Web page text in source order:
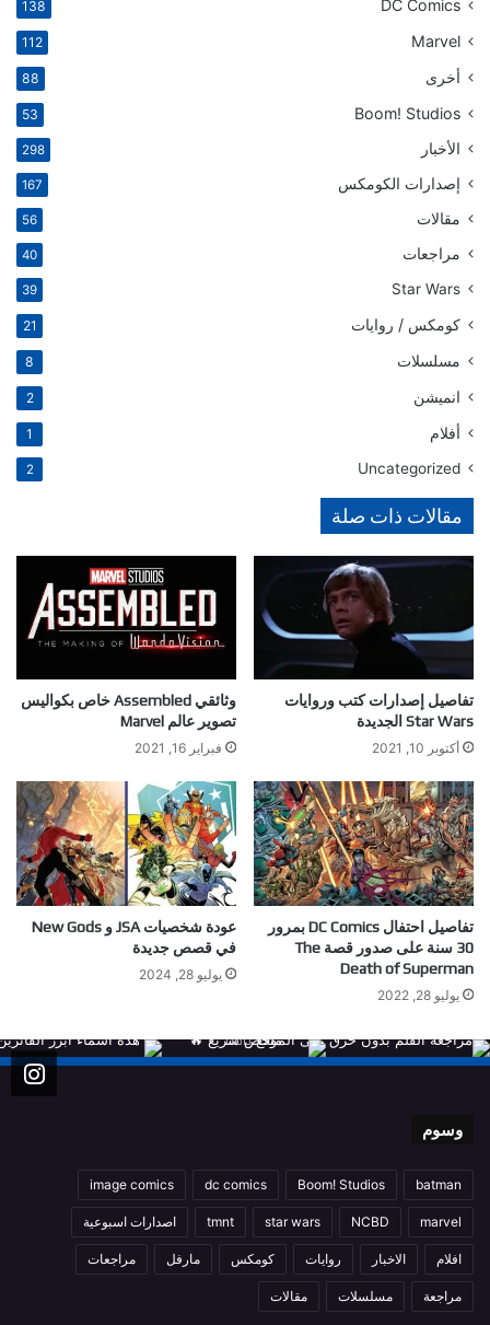
DC Comics
138
Marvel
112
أخرى 88
Boom! Studios
53
الأخبار 298
إصدارات الكومكس 167
مقالات 56
مراجعات 40
Star Wars
39
كومكس / روايات 21
مسلسلات 8
انميشن 2
أفلام 1
Uncategorized
2
مقالات ذات صلة
تفاصيل إصدارات كتب وروايات
Star Wars الجديدة
أكتوبر 10, 2021
وثائقي Assembled خاص بكواليس
تصوير عالم Marvel
فبراير 16, 2021
تفاصيل احتفال DC Comics بمرور
30 سنة على صدور قصة The
Death of Superman
يوليو 28, 2022
عودة شخصيات JSA و New Gods
في قصص جديدة
يوليو 28, 2024
وسوم
batman
Boom! Studios
dc comics
image comics
marvel
NCBD
star wars
tmnt اصدارات اسبوعية
افلام الاخبار روايات كومكس مارفل مراجعات
مراجعة مسلسلات مقالات